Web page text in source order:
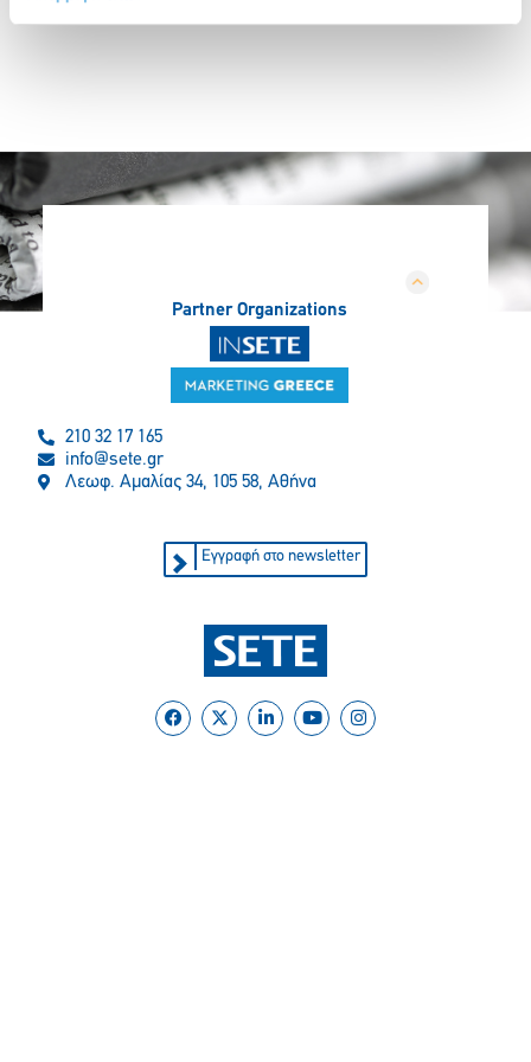
Partner Organizations
210 32 17 165
info@sete.gr
Λεωφ. Αμαλίας 34, 105 58, Αθήνα
Εγγραφή στο newsletter